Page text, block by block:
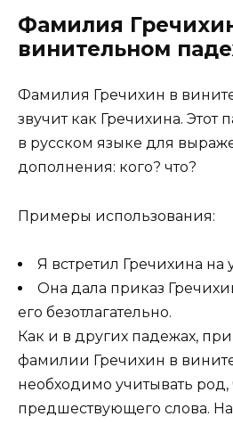
Фамилия
винительном
Фамилия Гречихин в
звучит как Гречихина. Этот
в русском языке для
дополнения: кого? что?
Примеры использования:
Я встретил Гречихина на
Она дала приказ
его безотлагательно.
Как и в других падежах,
фамилии Гречихин в
необходимо учитывать
предшествующего слова.